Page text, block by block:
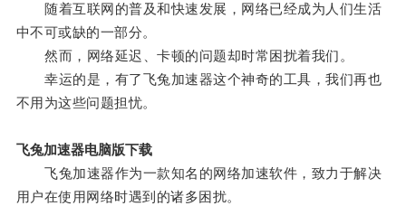
随着互联网的普及和快速发展，网络已经成为人们生活
中不可或缺的一部分。
然而，网络延迟、卡顿的问题却时常困扰着我们。
幸运的是，有了飞兔加速器这个神奇的工具，我们再也
不用为这些问题担忧。
飞兔加速器电脑版下载
飞兔加速器作为一款知名的网络加速软件，致力于解决
用户在使用网络时遇到的诸多困扰。